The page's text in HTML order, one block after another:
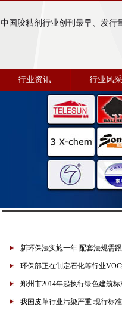
中国胶粘剂行业创刊最早、发行
行业资讯 行业风采
新环保法实施一年 配套法规需
环保部正在制定石化等行业
郑州市2014年起执行绿色建筑标
我国皮革行业污染严重 现行标